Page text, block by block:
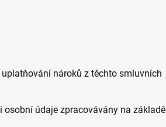
nároků z těchto smluvních
osobní údaje zpracovávány na základě